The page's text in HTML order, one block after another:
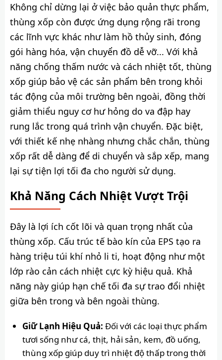
Không chỉ dừng lại ở việc bảo quản thực phẩm,
thùng xốp còn được ứng dụng rộng rãi trong
các lĩnh vực khác như làm hồ thủy sinh, đóng
gói hàng hóa, vận chuyển đồ dễ vỡ... Với khả
năng chống thấm nước và cách nhiệt tốt, thùng
xốp giúp bảo vệ các sản phẩm bên trong khỏi
tác động của môi trường bên ngoài, đồng thời
giảm thiểu nguy cơ hư hỏng do va đập hay
rung lắc trong quá trình vận chuyển. Đặc biệt,
với thiết kế nhẹ nhàng nhưng chắc chắn, thùng
xốp rất dễ dàng để di chuyển và sắp xếp, mang
lại sự tiện lợi tối đa cho người sử dụng.
Khả Năng Cách Nhiệt Vượt Trội
Đây là lợi ích cốt lõi và quan trọng nhất của
thùng xốp. Cấu trúc tế bào kín của EPS tạo ra
hàng triệu túi khí nhỏ li ti, hoạt động như một
lớp rào cản cách nhiệt cực kỳ hiệu quả. Khả
năng này giúp hạn chế tối đa sự trao đổi nhiệt
giữa bên trong và bên ngoài thùng.
Giữ Lạnh Hiệu Quả: Đối với các loại thực phẩm
tươi sống như cá, thịt, hải sản, kem, đồ uống,
thùng xốp giúp duy trì nhiệt độ thấp trong thời